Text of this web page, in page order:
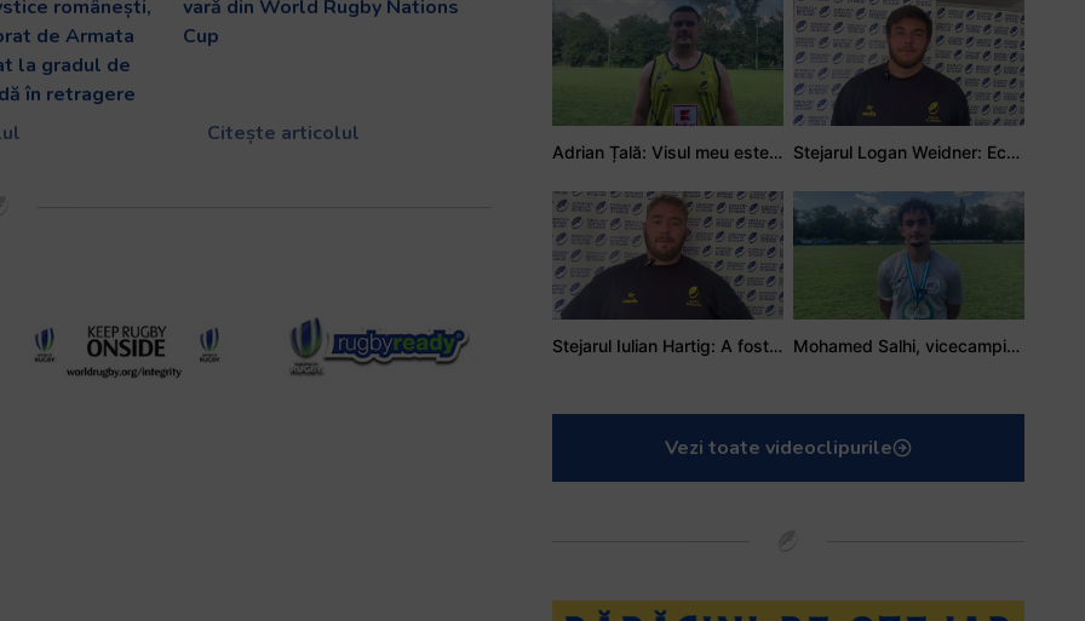
românești,
de Armata
la gradul de
în retragere
vară din World Rugby Nations
Cup
Citește articolul
Adrian Țală: Visul meu este să debutez pentru România Stejarul Logan Weidner: Echipa a muncit mult, iar asta se va vedea în meciurile de la Nations Cup
Stejarul Iulian Hartig: A fost un turneu care a unit mai mult echipa Mohamed Salhi, vicecampion național juniori I: Rugby-ul te învață să accepți și înfrângerile
Vezi toate videoclipurile